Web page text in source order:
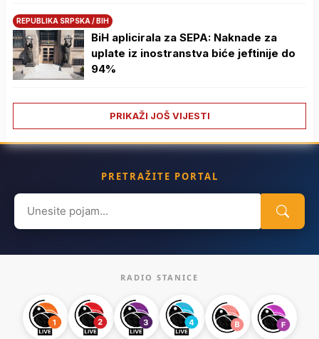
REPUBLIKA SRPSKA / BIH
BiH aplicirala za SEPA: Naknade za
uplate iz inostranstva biće jeftinije do
94%
PRIKAŽI JOŠ VIJESTI
PRETRAŽITE PORTAL
Search
for:
RADIO STANICE